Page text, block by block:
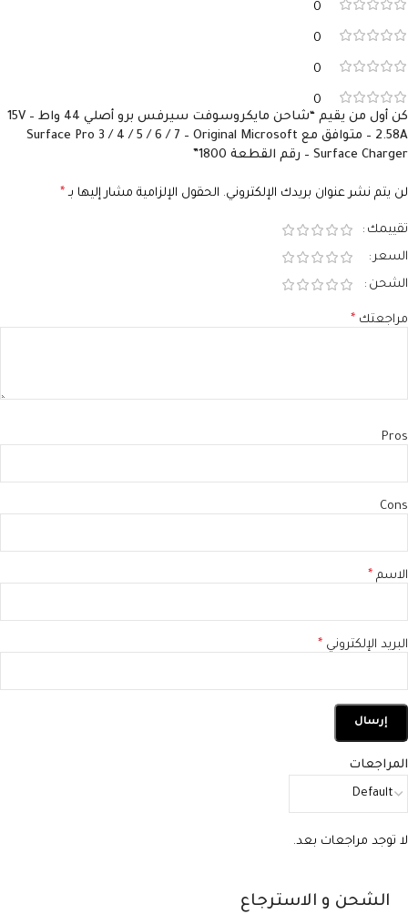
Surface Magnetic Connector
0
0
0
0
المراجعات
لا توجد مراجعات بعد.
كن أول من يقيم “شاحن مايكروسوفت سيرفس برو أصلي 44 واط – 15V
2.58A – متوافق مع Surface Pro 3 / 4 / 5 / 6 / 7 – Original Microsoft
Surface Charger – رقم القطعة 1800”
لن يتم نشر عنوان بريدك الإلكتروني. الحقول الإلزامية مشار إليها بـ *
تقييمك
السعر
الشحن
مراجعتك *
Pros
Cons
الاسم *
البريد الإلكتروني *
الشحن و الاسترجاع